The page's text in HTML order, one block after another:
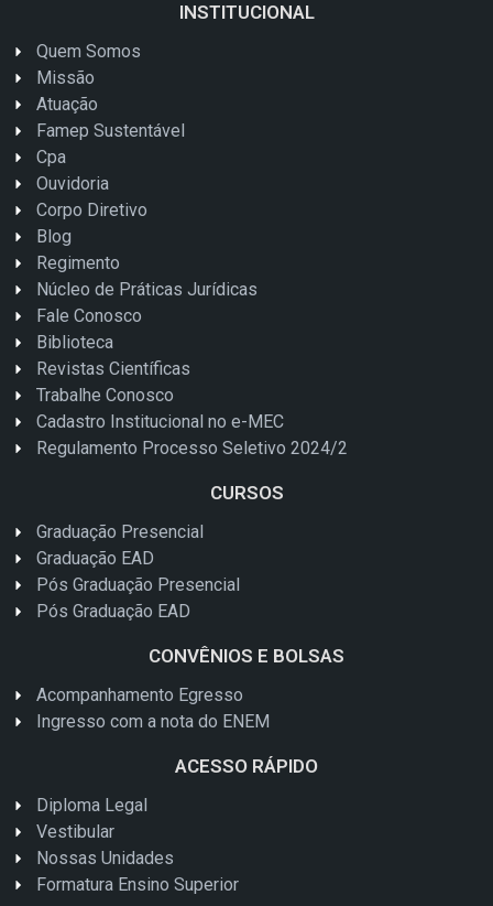
INSTITUCIONAL
Quem Somos
Missão
Atuação
Famep Sustentável
Cpa
Ouvidoria
Corpo Diretivo
Blog
Regimento
Núcleo de Práticas Jurídicas
Fale Conosco
Biblioteca
Revistas Científicas
Trabalhe Conosco
Cadastro Institucional no e-MEC
Regulamento Processo Seletivo 2024/2
CURSOS
Graduação Presencial
Graduação EAD
Pós Graduação Presencial
Pós Graduação EAD
CONVÊNIOS E BOLSAS
Acompanhamento Egresso
Ingresso com a nota do ENEM
ACESSO RÁPIDO
Diploma Legal
Vestibular
Nossas Unidades
Formatura Ensino Superior